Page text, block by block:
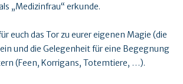
„Medizinfrau“ erkunde.
euch das Tor zu eurer eigenen Magie (die
und die Gelegenheit für eine Begegnung
(Feen, Korrigans, Totemtiere, …).